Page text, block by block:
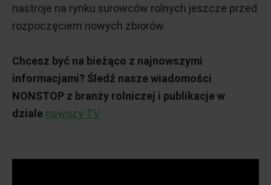
nastroje na rynku surowców rolnych jeszcze przed
rozpoczęciem nowych zbiorów.
Chcesz być na bieżąco z najnowszymi
informacjami? Śledź nasze wiadomości
NONSTOP z branży rolniczej i publikacje w
dziale nawozy TV.